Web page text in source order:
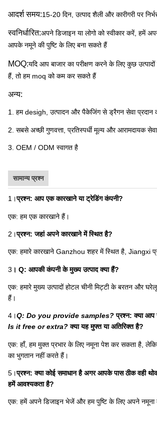
आदर्श समय:15-20 दिन, उत्पाद शैली और कारीगरी पर
स्वनिर्धारित:अपने डिजाइन या लोगो को स्वीकार करें, हमें
आपके नमूने की पुष्टि के लिए बना सकते हैं
MOQ:यदि आप बाजार का परीक्षण करने के लिए कुछ
हैं, तो हम moq को कम कर सकते हैं
अन्य:
1. हम desigh, उत्पादन और पैकेजिंग से ड्रैगन सेवा प्रदान
2. सबसे अच्छी गुणवत्ता, प्रतिस्पर्धी मूल्य और आरामदायक सेवा
3. OEM / ODM स्वागत है
सामान्य प्रश्न
1।प्रश्न: आप एक कारखाने या ट्रेडिंग कंपनी?
एक: हम एक कारखाने हैं।
2।प्रश्न: जहां अपने कारखाने में स्थित है?
एक: हमारे कारखाने Ganzhou शहर में स्थित है, Jiangxi
3 । Q: आपकी कंपनी के मुख्य उत्पाद क्या हैं?
एक: हमारे मुख्य उत्पादों होटल चीनी मिट्टी के बरतन और
हैं।
4।Q: Do you provide samples? प्रश्न: क्या आप
Is it free or extra? क्या यह मुफ्त या अतिरिक्त है?
एक: हाँ, हम मुक्त प्रभार के लिए नमूना पेश कर सकता है,
का भुगतान नहीं करते हैं।
5।प्रश्न: क्या कोई समाधान है अगर आपके पास ठीक वही
हमें आवश्यकता है?
एक: हमें अपने डिजाइन भेजें और हम पुष्टि के लिए अपने